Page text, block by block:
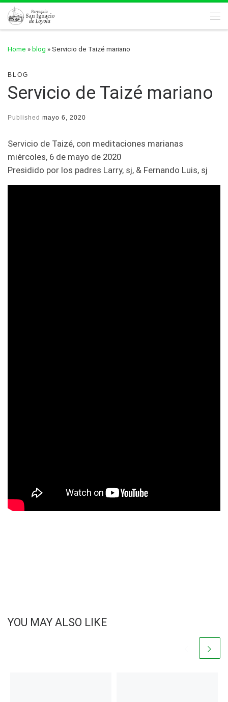
Skip to content
Home » blog » Servicio de Taizé mariano
BLOG
Servicio de Taizé mariano
Published mayo 6, 2020
Servicio de Taizé, con meditaciones marianas
miércoles, 6 de mayo de 2020
Presidido por los padres Larry, sj, & Fernando Luis, sj
YOU MAY ALSO LIKE